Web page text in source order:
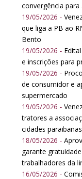
convergência
19/05/2026 -
que liga a PB ao
Bento
19/05/2026 -
e inscrições para
19/05/2026 -
de consumidor e
supermercado
19/05/2026 -
tratores a
cidades paraibanas
18/05/2026 -
garante
trabalhadores da
16/05/2026 -